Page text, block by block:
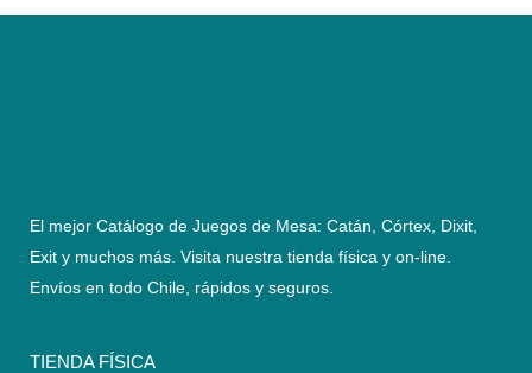
El mejor Catálogo de Juegos de Mesa: Catán, Córtex, Dixit,
Exit y muchos más. Visita nuestra tienda física y on-line.
Envíos en todo Chile, rápidos y seguros
TIENDA FÍSICA